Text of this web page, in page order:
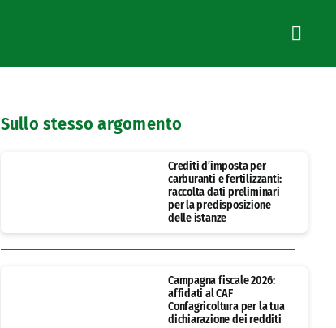
Sullo stesso argomento
Crediti d’imposta per
carburanti e fertilizzanti:
raccolta dati preliminari
per la predisposizione
delle istanze
Campagna fiscale 2026:
affidati al CAF
Confagricoltura per la tua
dichiarazione dei redditi